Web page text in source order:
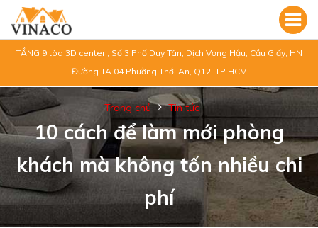
TẦNG 9 tòa 3D center , Số 3 Phố Duy Tân, Dịch Vọng Hậu, Cầu Giấy, HN
Đường TA 04 Phường Thới An, Q12, TP HCM
Trang chủ Tin tức
10 cách để làm mới phòng
khách mà không tốn nhiều chi
phí